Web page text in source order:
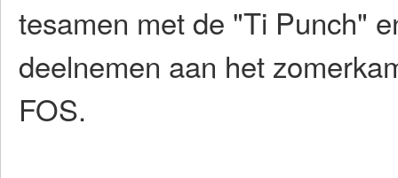
tesamen met de "Ti Punch"
deelnemen aan het
FOS.